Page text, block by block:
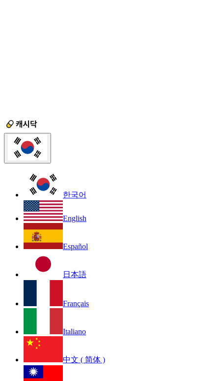
한국어
English
Español
日本語
Français
Italiano
中文 ( 简体 )